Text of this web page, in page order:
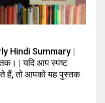
Hindi Summary |
| यदि आप स्पष्ट
हैं, तो आपको यह पुस्तक